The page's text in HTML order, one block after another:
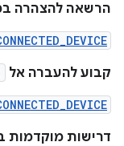
הרשאה להצהרה
קבוע להעברה אל
דרישות מוקדמות